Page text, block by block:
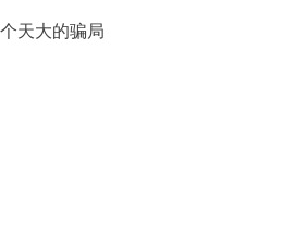
天大的骗局